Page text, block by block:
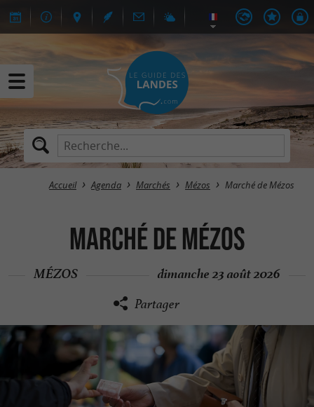
Accueil Agenda Marchés Mézos Marché de Mézos
Marché de Mézos
MÉZOS dimanche 23 août 2026
Partager